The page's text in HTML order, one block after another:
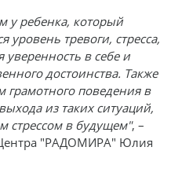
у ребенка, который
уровень тревоги, стресса,
уверенность в себе и
достоинства. Также
грамотного поведения в
из таких ситуаций,
стрессом в будущем", –
Центра "РАДОМИРА" Юлия